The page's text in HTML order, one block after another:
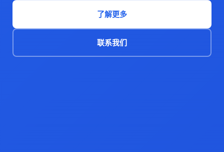
了解更多
联系我们